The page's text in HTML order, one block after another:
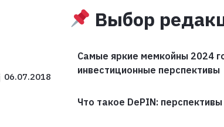
06.07.2018
Выбор
Самые яркие мемкойны 2024
инвестиционные перспективы
Что такое DePIN: